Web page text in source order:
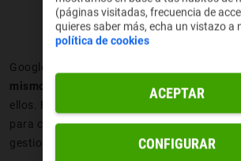
Google quiere que
todos nuestros
mismo lugar
, da igual de la aplicación que
ellos. En la barra de notificaciones ahora
para conversaciones en el que es fácil leer,
gestionar la comunicación.
(páginas visitadas, frecuencia de
quieres saber más, echa un vistazo a
política de cookies
ACEPTAR
CONFIGURAR